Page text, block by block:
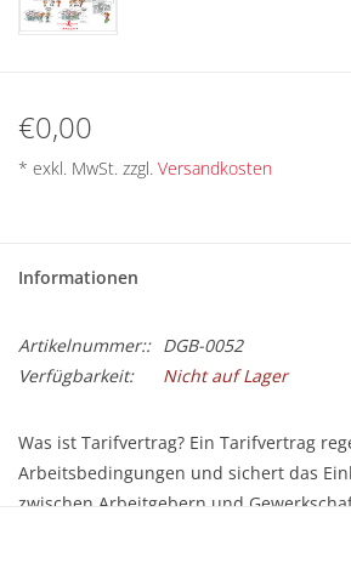
ARBEITSZEIT
€0,00
* exkl. MwSt. zzgl. Versandkosten
Informationen
Artikelnummer:: DGB-0052
Verfügbarkeit:
Nicht auf Lager
Was ist Tarifvertrag? Ein Tarifvertrag
Arbeitsbedingungen und sichert das
zwischen Arbeitgebern und